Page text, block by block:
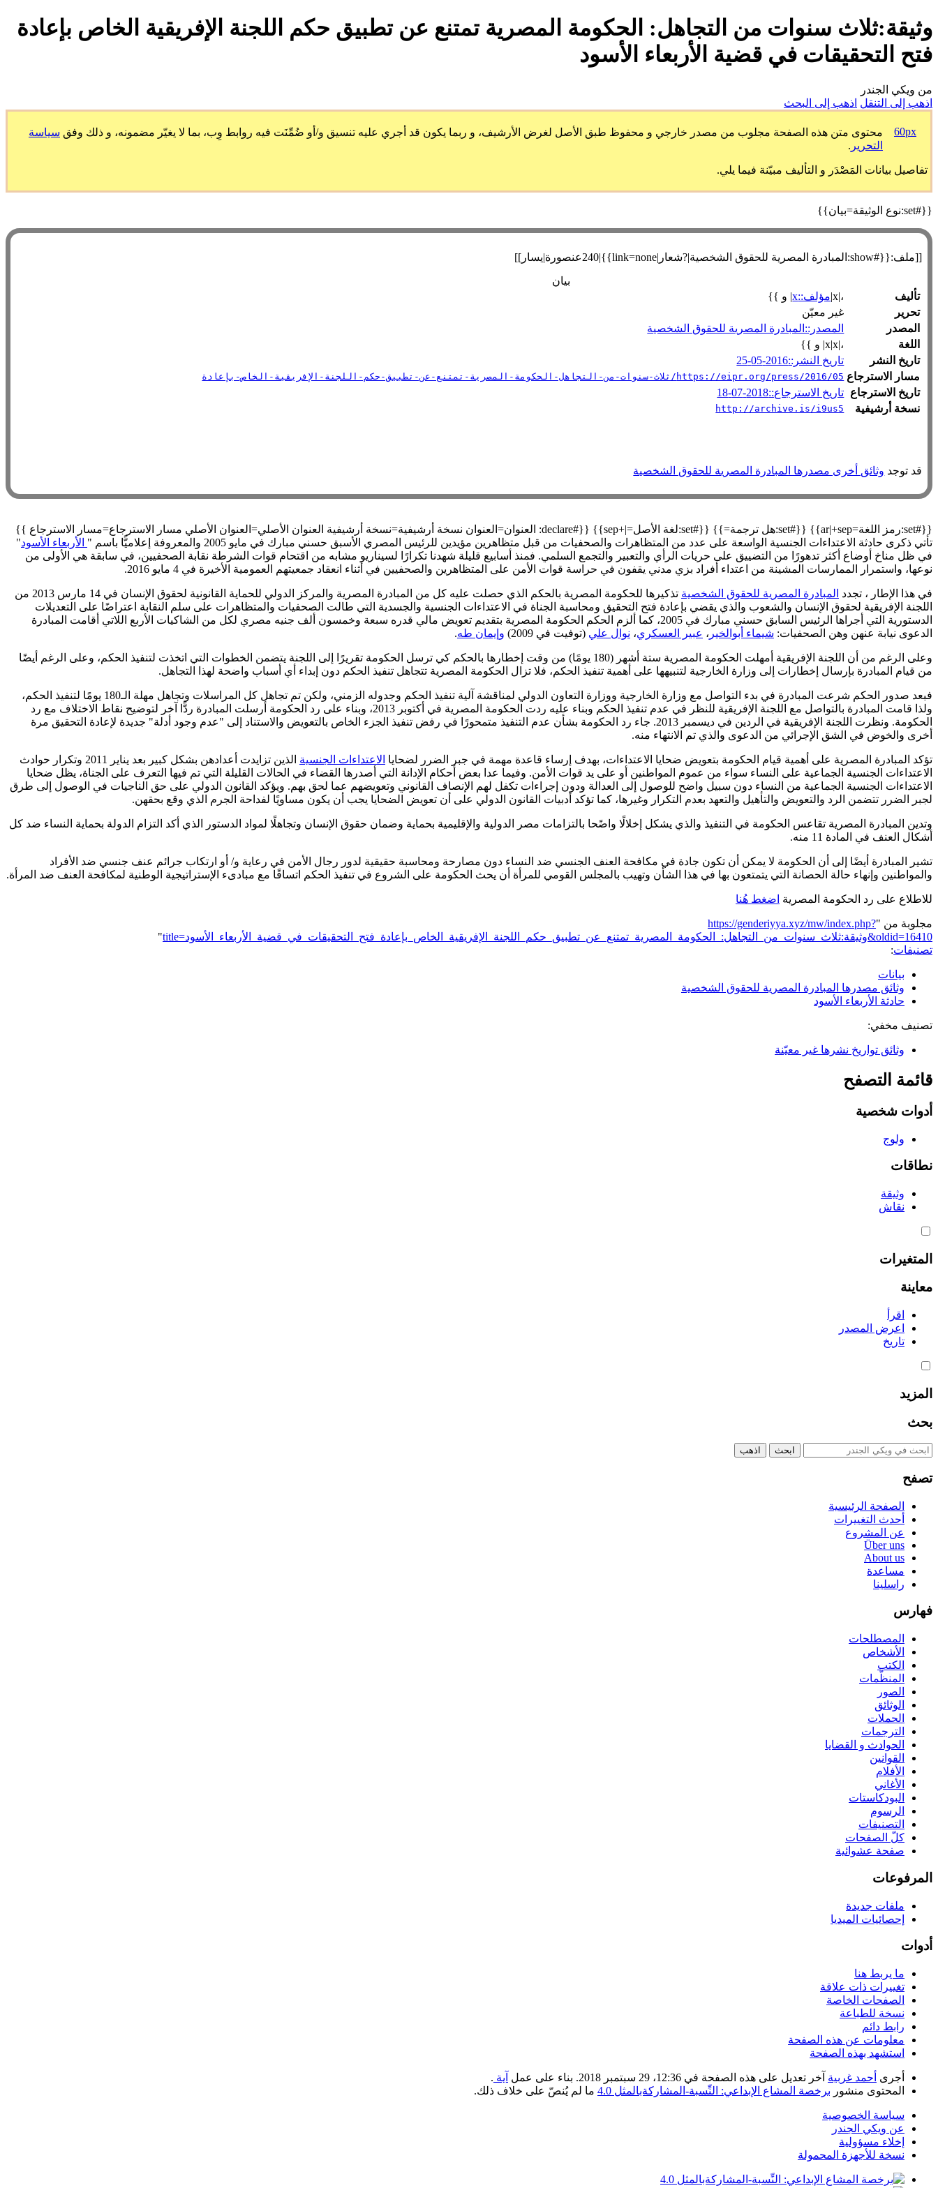
وثيقة:ثلاث سنوات من التجاهل: الحكومة المصرية تمتنع عن تطبيق حكم اللجنة الإفريقية الخاص بإعادة
فتح التحقيقات في قضية الأربعاء الأسود
من ويكي الجندر
اذهب إلى التنقل اذهب إلى البحث
60px محتوى متن هذه الصفحة مجلوب من مصدر خارجي و محفوظ طبق الأصل لغرض الأرشيف، و ربما يكون قد أجري عليه تنسيق و/أو ضُمِّنَت فيه روابط وِب، بما لا يغيّر مضمونه، و ذلك وفق سياسة
التحرير .
تفاصيل بيانات المَصْدَر و التأليف مبيّنة فيما يلي.
{{#set:نوع الوثيقة=بيان}}
[[ملف:{{#show:المبادرة المصرية للحقوق الشخصية|?شعار|link=none}}|240عنصورة|يسار]]
بيان
تأليف
،|x| مؤلف::x | و }}
تحرير
غير معيّن
المصدر
المصدر::المبادرة المصرية للحقوق الشخصية
اللغة
،|x|x| و }}
تاريخ النشر
تاريخ النشر::2016-05-25
مسار الاسترجاع https://eipr.org/press/2016/05/ثلاث-سنوات-من-التجاهل-الحكومة-المصرية-تمتنع-عن-تطبيق-حكم-اللجنة-الإفريقية-الخاص-بإعادة
تاريخ الاسترجاع تاريخ الاسترجاع::2018-07-18
نسخة أرشيفية
http://archive.is/i9us5
قد توجد وثائق أخرى مصدرها المبادرة المصرية للحقوق الشخصية
{{#set:رمز اللغة=ar|+sep}} {{#set:هل ترجمة=}} {{#set:لغة الأصل=|+sep}} {{#declare: العنوان=العنوان نسخة أرشيفية=نسخة أرشيفية العنوان الأصلي=العنوان الأصلي مسار الاسترجاع=مسار الاسترجاع }}
تأتي ذكرى حادثة الاعتداءات الجنسية الواسعة على عدد من المتظاهرات والصحفيات من قبل متظاهرين مؤيدين للرئيس المصري الأسبق حسني مبارك في مايو 2005 والمعروفة إعلاميًّا باسم "
الأربعاء الأسود"
في ظل مناخ أوضاع أكثر تدهورًا من التضييق على حريات الرأي والتعبير والتجمع السلمي. فمنذ أسابيع قليلة شهدنا تكرارًا لسيناريو مشابه من اقتحام قوات الشرطة نقابة الصحفيين، في سابقة هي الأولى من
نوعها، واستمرار الممارسات المشينة من اعتداء أفراد بزي مدني يقفون في حراسة قوات الأمن على المتظاهرين والصحفيين في أثناء انعقاد جمعيتهم العمومية الأخيرة في 4 مايو 2016.
في هذا الإطار ، تجدد المبادرة المصرية للحقوق الشخصية
تذكيرها للحكومة المصرية بالحكم الذي حصلت عليه كل من المبادرة المصرية والمركز الدولي للحماية القانونية لحقوق الإنسان في 14 مارس 2013 من
اللجنة الإفريقية لحقوق الإنسان والشعوب والذي يقضي بإعادة فتح التحقيق ومحاسبة الجناة في الاعتداءات الجنسية والجسدية التي طالت الصحفيات والمتظاهرات على سلم النقابة اعتراضًا على التعديلات
الدستورية التي أجراها الرئيس السابق حسني مبارك في 2005، كما ألزم الحكم الحكومة المصرية بتقديم تعويض مالي قدره سبعة وخمسون ألف جنيه مصري لكل من الشاكيات الأربع اللاتي أقامت المبادرة
الدعوى نيابة عنهن وهن الصحفيات: شيماء أبوالخير ، عبير العسكري، نوال علي (توفيت في 2009) وإيمان طه.
وعلى الرغم من أن اللجنة الإفريقية أمهلت الحكومة المصرية ستة أشهر (180 يومًا) من وقت إخطارها بالحكم كي ترسل الحكومة تقريرًا إلى اللجنة يتضمن الخطوات التي اتخذت لتنفيذ الحكم، وعلى الرغم أيضًا
من قيام المبادرة بإرسال إخطارات إلى وزارة الخارجية لتنبيهها على أهمية تنفيذ الحكم، فلا تزال الحكومة المصرية تتجاهل تنفيذ الحكم دون إبداء أي أسباب واضحة لهذا التجاهل.
فبعد صدور الحكم شرعت المبادرة في بدء التواصل مع وزارة الخارجية ووزارة التعاون الدولي لمناقشة آلية تنفيذ الحكم وجدوله الزمني، ولكن تم تجاهل كل المراسلات وتجاهل مهلة الـ180 يومًا لتنفيذ الحكم،
ولذا قامت المبادرة بالتواصل مع اللجنة الإفريقية للنظر في عدم تنفيذ الحكم وبناء عليه ردت الحكومة المصرية في أكتوبر 2013، وبناء على رد الحكومة أرسلت المبادرة ردًّا آخر لتوضيح نقاط الاختلاف مع رد
الحكومة. ونظرت اللجنة الإفريقية في الردين في ديسمبر 2013. جاء رد الحكومة بشأن عدم التنفيذ متمحورًا في رفض تنفيذ الجزء الخاص بالتعويض والاستناد إلى "عدم وجود أدلة" جديدة لإعادة التحقيق مرة
أخرى والخوض في الشق الإجرائي من الدعوى والذي تم الانتهاء منه.
تؤكد المبادرة المصرية على أهمية قيام الحكومة بتعويض ضحايا الاعتداءات، بهدف إرساء قاعدة مهمة في جبر الضرر لضحايا الاعتداءات الجنسية
الذين تزايدت أعدادهن بشكل كبير بعد يناير 2011 وتكرار حوادث
الاعتداءات الجنسية الجماعية على النساء سواء من عموم المواطنين أو على يد قوات الأمن. وفيما عدا بعض أحكام الإدانة التي أصدرها القضاء في الحالات القليلة التي تم فيها التعرف على الجناة، يظل ضحايا
الاعتداءات الجنسية الجماعية من النساء دون سبيل واضح للوصول إلى العدالة ودون إجراءات تكفل لهم الإنصاف القانوني وتعويضهم عما لحق بهم. ويؤكد القانون الدولي على حق الناجيات في الوصول إلى طرق
لجبر الضرر تتضمن الرد والتعويض والتأهيل والتعهد بعدم التكرار وغيرها، كما تؤكد أدبيات القانون الدولي على أن تعويض الضحايا يجب أن يكون مساويًا لفداحة الجرم الذي وقع بحقهن.
وتدين المبادرة المصرية تقاعس الحكومة في التنفيذ والذي يشكل إخلالًا واضًحا بالتزامات مصر الدولية والإقليمية بحماية وضمان حقوق الإنسان وتجاهلًا لمواد الدستور الذي أكد التزام الدولة بحماية النساء ضد كل
أشكال العنف في المادة 11 منه.
تشير المبادرة أيضًا إلى أن الحكومة لا يمكن أن تكون جادة في مكافحة العنف الجنسي ضد النساء دون مصارحة ومحاسبة حقيقية لدور رجال الأمن في رعاية و/ أو ارتكاب جرائم عنف جنسي ضد الأفراد
والمواطنين وإنهاء حالة الحصانة التي يتمتعون بها في هذا الشأن وتهيب بالمجلس القومي للمرأة أن يحث الحكومة على الشروع في تنفيذ الحكم اتساقًا مع مبادىء الإستراتيجية الوطنية لمكافحة العنف ضد المرأة.
للاطلاع على رد الحكومة المصرية اضغط هُنا
مجلوبة من "https://genderiyya.xyz/mw/index.php?
title=وثيقة:ثلاث_سنوات_من_التجاهل:_الحكومة_المصرية_تمتنع_عن_تطبيق_حكم_اللجنة_الإفريقية_الخاص_بإعادة_فتح_التحقيقات_في_قضية_الأربعاء_الأسود&oldid=16410
"
تصنيفات:
بيانات
وثائق مصدرها المبادرة المصرية للحقوق الشخصية
حادثة الأربعاء الأسود
تصنيف مخفي:
وثائق تواريخ نشرها غير معيّنة
قائمة التصفح
أدوات شخصية
ولوج
نطاقات
وثيقة
نقاش
المتغيرات
معاينة
اقرأ
اعرض المصدر
تاريخ
المزيد
بحث
تصفح
الصفحة الرئيسية
أحدث التغييرات
عن المشروع
Über uns
About us
مساعدة
راسلينا
فهارس
المصطلحات
الأشخاص
الكتب
المنظّمات
الصور
الوثائق
الحملات
الترجمات
الحوادث و القضايا
القوانين
الأفلام
الأغاني
البودكاستات
الرسوم
التصنيفات
كلّ الصفحات
صفحة عشوائية
المرفوعات
ملفات جديدة
إحصائيات الميديا
أدوات
ما يربط هنا
تغييرات ذات علاقة
الصفحات الخاصة
نسخة للطباعة
رابط دائم
معلومات عن هذه الصفحة
استشهد بهذه الصفحة
أجرى أحمد غربية آخر تعديل على هذه الصفحة في 12:36، 29 سبتمبر 2018. بناء على عمل آية .
المحتوى منشور برخصة المشاع الإبداعي: النِّسبة-المشاركةبالمثل 4.0 ما لم يُنصّ على خلاف ذلك.
سياسة الخصوصية
عن ويكي الجندر
إخلاء مسؤولية
نسخة للأجهزة المحمولة